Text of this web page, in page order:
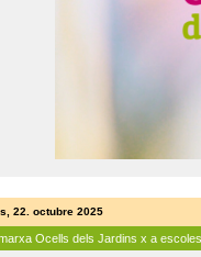
22. octubre 2025
Ocells dels Jardins x a escoles